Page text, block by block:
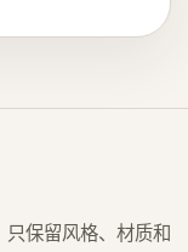
保留风格、材质和